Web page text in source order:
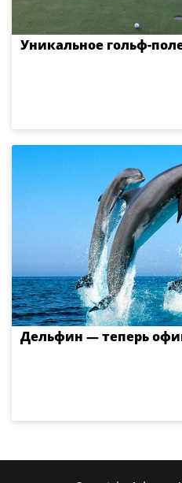
Уникальное гольф-
Дельфин — теперь